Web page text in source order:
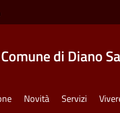
Comune di Diano
Novità Servizi